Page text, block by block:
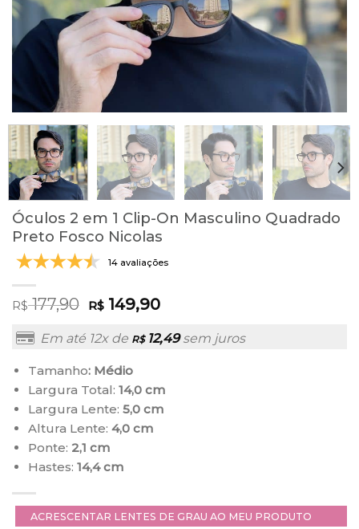
Óculos 2 em 1 Clip-On Masculino Quadrado
Preto Fosco Nicolas
14 avaliações
R$177,90 R$149,90
Em até 12x de R$12,49sem juros
Tamanho: Médio
Largura Total: 14,0 cm
Largura Lente: 5,0 cm
Altura Lente: 4,0 cm
Ponte: 2,1 cm
Hastes: 14,4 cm
ACRESCENTAR LENTES DE GRAU AO MEU PRODUTO